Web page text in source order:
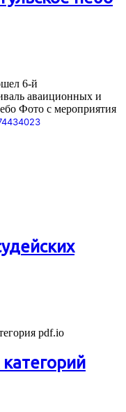
6-й
аваиционных и
Фото с мероприятия